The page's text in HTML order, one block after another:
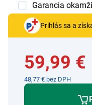
Garancia
Prihlás sa a
59,99 €
48,77 € bez DPH